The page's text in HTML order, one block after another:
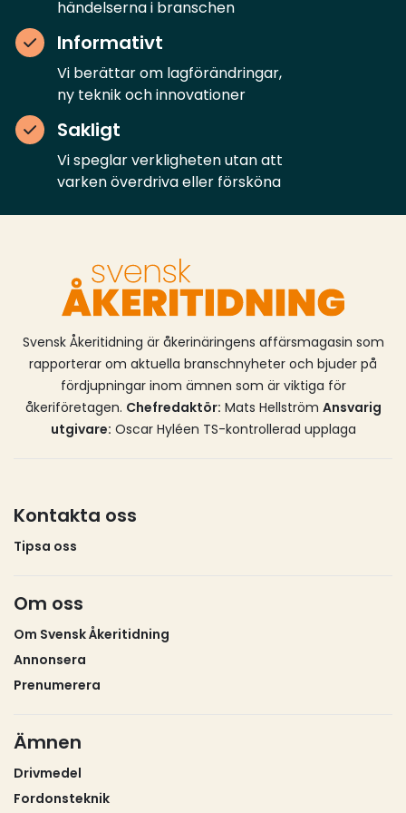
händelserna i branschen
Informativt
Vi berättar om lagförändringar,
ny teknik och innovationer
Sakligt
Vi speglar verkligheten utan att
varken överdriva eller försköna
Svensk Åkeritidning är åkerinäringens affärsmagasin som
rapporterar om aktuella branschnyheter och bjuder på
fördjupningar inom ämnen som är viktiga för
åkeriföretagen. Chefredaktör: Mats Hellström Ansvarig
utgivare: Oscar Hyléen TS-kontrollerad upplaga
Kontakta oss
Tipsa oss
Om oss
Om Svensk Åkeritidning
Annonsera
Prenumerera
Ämnen
Drivmedel
Fordonsteknik